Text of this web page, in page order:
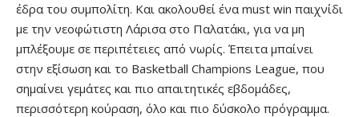
έδρα του συμπολίτη. Και ακολουθεί ένα must win παιχνίδι
με την νεοφώτιστη Λάρισα στο Παλατάκι, για να μη
μπλέξουμε σε περιπέτειες από νωρίς. Έπειτα μπαίνει
στην εξίσωση και το Basketball Champions League, που
σημαίνει γεμάτες και πιο απαιτητικές εβδομάδες,
περισσότερη κούραση, όλο και πιο δύσκολο πρόγραμμα.